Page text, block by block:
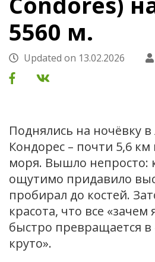
5560 м.
Updated on 13.02.2026
Поднялись на ночёвку
Кондорес – почти 5,6
моря. Вышло непросто:
ощутимо придавило
пробирал до костей.
красота, что все «зачем
быстро превращается в
круто».